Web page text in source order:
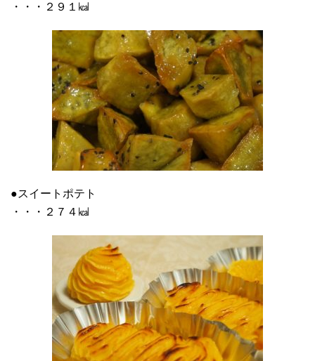
・・・２９１㎉
●スイートポテト
・・・２７４㎉